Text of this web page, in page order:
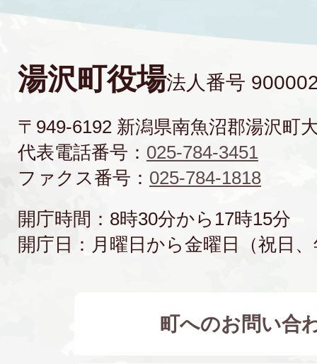
湯沢町役場法人番号
〒949-6192 新潟県南魚沼郡湯沢町
代表電話番号： 025-784-3451
ファクス番号： 025-784-1818
開庁時間：8時30分から17時15分
開庁日：月曜日から金曜日（祝日
町へのお問い合